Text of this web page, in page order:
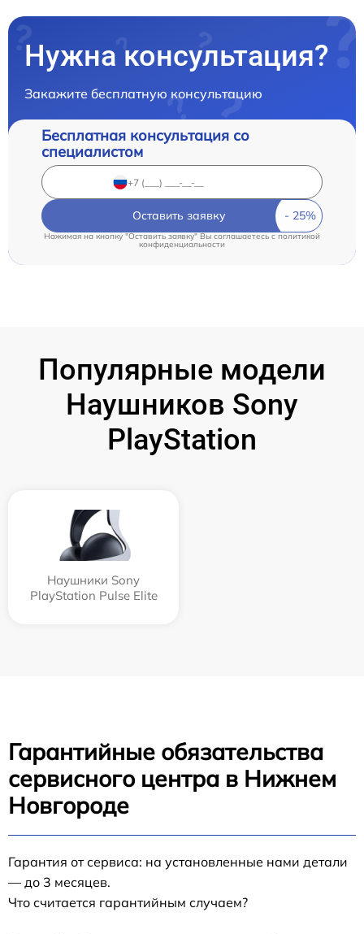
Нужна консультация?
Закажите бесплатную консультацию
Бесплатная консультация со
специалистом
Оставить заявку
Нажимая на кнопку "Оставить заявку" Вы соглашаетесь cполитикой
конфиденциальности
Популярные модели
Наушников Sony
PlayStation
Наушники Sony
PlayStation Pulse Elite
Гарантийные обязательства
сервисного центра в Нижнем
Новгороде
Гарантия от сервиса: на установленные нами детали
— до 3 месяцев.
Что считается гарантийным случаем?